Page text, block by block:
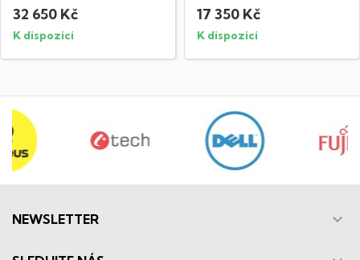
32 650 Kč
K dispozici
17 350 Kč
K dispozici
NEWSLETTER 